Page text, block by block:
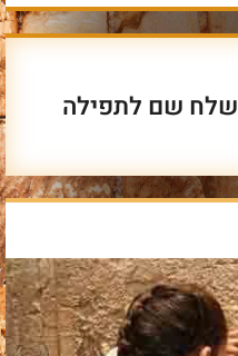
שלח שם לתפילה